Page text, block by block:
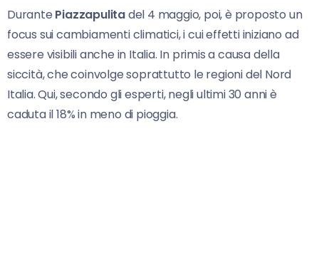
Durante Piazzapulitadel 4 maggio, poi, è proposto un
focus sui cambiamenti climatici, i cui effetti iniziano ad
essere visibili anche in Italia. In primis a causa della
siccità, che coinvolge soprattutto le regioni del Nord
Italia. Qui, secondo gli esperti, negli ultimi 30 anni è
caduta il 18% in meno di pioggia.